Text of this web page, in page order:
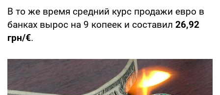
В то же время средний курс продажи евро в
банках вырос на 9 копеек и составил 26,92
грн/€.